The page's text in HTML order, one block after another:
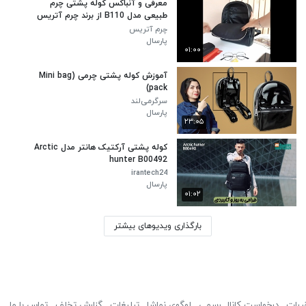
۰۱:۰۰
معرفی و آنباکس کوله پشتی چرم
طبیعی مدل B110 از برند چرم آتریس
چرم آتریس
پارسال
۲۳:۰۵
آموزش کوله پشتی چرمی (Mini bag
pack)
سرگرمی‌لند
پارسال
۰۱:۰۲
کوله پشتی آرکتیک هانتر مدل Arctic
hunter B00492
irantech24
پارسال
بارگذاری ویدیوهای بیشتر